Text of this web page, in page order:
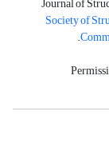
Society of
.